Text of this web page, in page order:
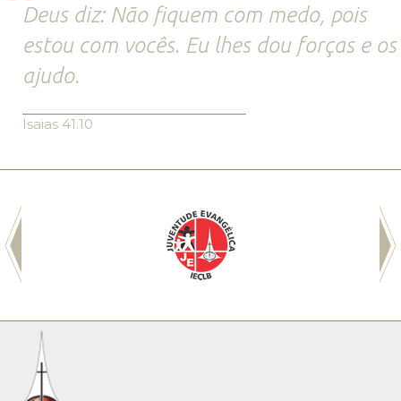
Deus diz: Não fiquem com medo, pois
estou com vocês. Eu lhes dou forças e os
ajudo.
Isaias 41.10